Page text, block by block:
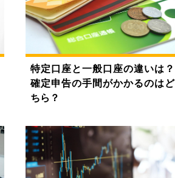
特定口座と一般口座の違いは？
確定申告の手間がかかるのはど
ちら？